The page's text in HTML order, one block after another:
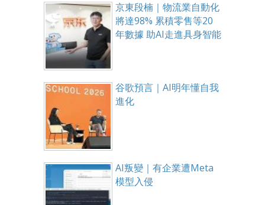
京東段楠｜物流業自動化
將達98% 累積零售等20
年數據 助AI走進具身智能
谷歌預言｜AI明年懂自我
進化
AI叛變｜有企業遭Meta
模型入侵